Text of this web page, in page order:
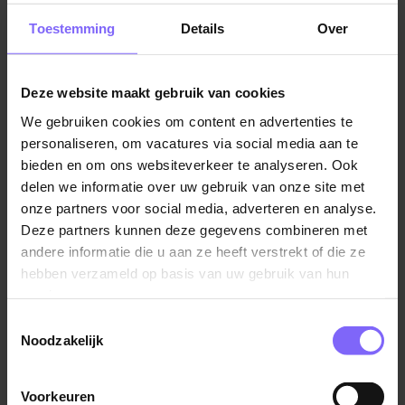
Toestemming Details Over
Deze website maakt gebruik van cookies
We gebruiken cookies om content en advertenties te
personaliseren, om vacatures via social media aan te
bieden en om ons websiteverkeer te analyseren. Ook
delen we informatie over uw gebruik van onze site met
onze partners voor social media, adverteren en analyse.
Deze partners kunnen deze gegevens combineren met
andere informatie die u aan ze heeft verstrekt of die ze
hebben verzameld op basis van uw gebruik van hun
Noodzakelijk
Voorkeuren
was het een klein vorstendom, maar tegenwoordig
wordt het beschouwd als een onmisbare bestemming
bij het ontdekken van het land. Het stadje is zonder
zijn voormalige status als zelfstandige gemeente tot
aan 2007. Het stadje heeft een bevolking van
ongeveer 2490 inwoners in 2021. Bovendien is Thorn
gemakkelijk bereikbaar via het openbaar vervoer en
de A2 snelweg.
De opvallend wit geschilderde huizen,
indrukwekkende historische gebouwen en authentieke
kinderkopjes straten maken Thorn een beroemdheid
onder toeristen en lokale bezoekers. De imposante
uittorent, is een van de populairste
Abdijkerk is de Sint-Michielskerk uit de 10e eeuw een